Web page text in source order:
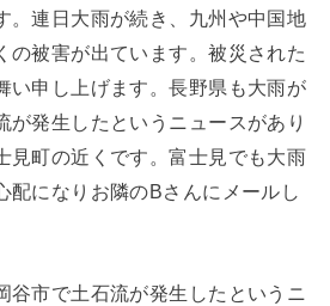
連日大雨が続き、九州や中国地
の被害が出ています。被災された
い申し上げます。長野県も大雨が
が発生したというニュースがあり
見町の近くです。富士見でも大雨
配になりお隣のBさんにメールし
谷市で土石流が発生したというニ